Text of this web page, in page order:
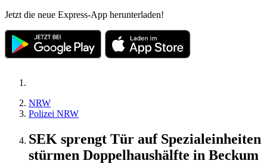
Jetzt die neue Express-App herunterladen!
NRW
Polizei NRW
SEK sprengt Tür auf Spezialeinheiten
stürmen Doppelhaushälfte in Beckum